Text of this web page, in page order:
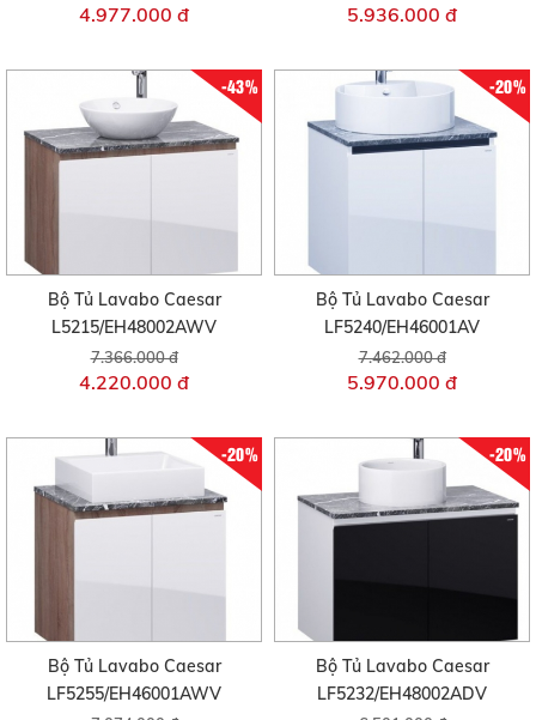
4.977.000 đ 5.936.000 đ
-43%
Bộ Tủ Lavabo Caesar
L5215/EH48002AWV
7.366.000 đ
4.220.000 đ
-20%
Bộ Tủ Lavabo Caesar
LF5240/EH46001AV
7.462.000 đ
5.970.000 đ
-20%
Bộ Tủ Lavabo Caesar
LF5255/EH46001AWV
-20%
Bộ Tủ Lavabo Caesar
LF5232/EH48002ADV